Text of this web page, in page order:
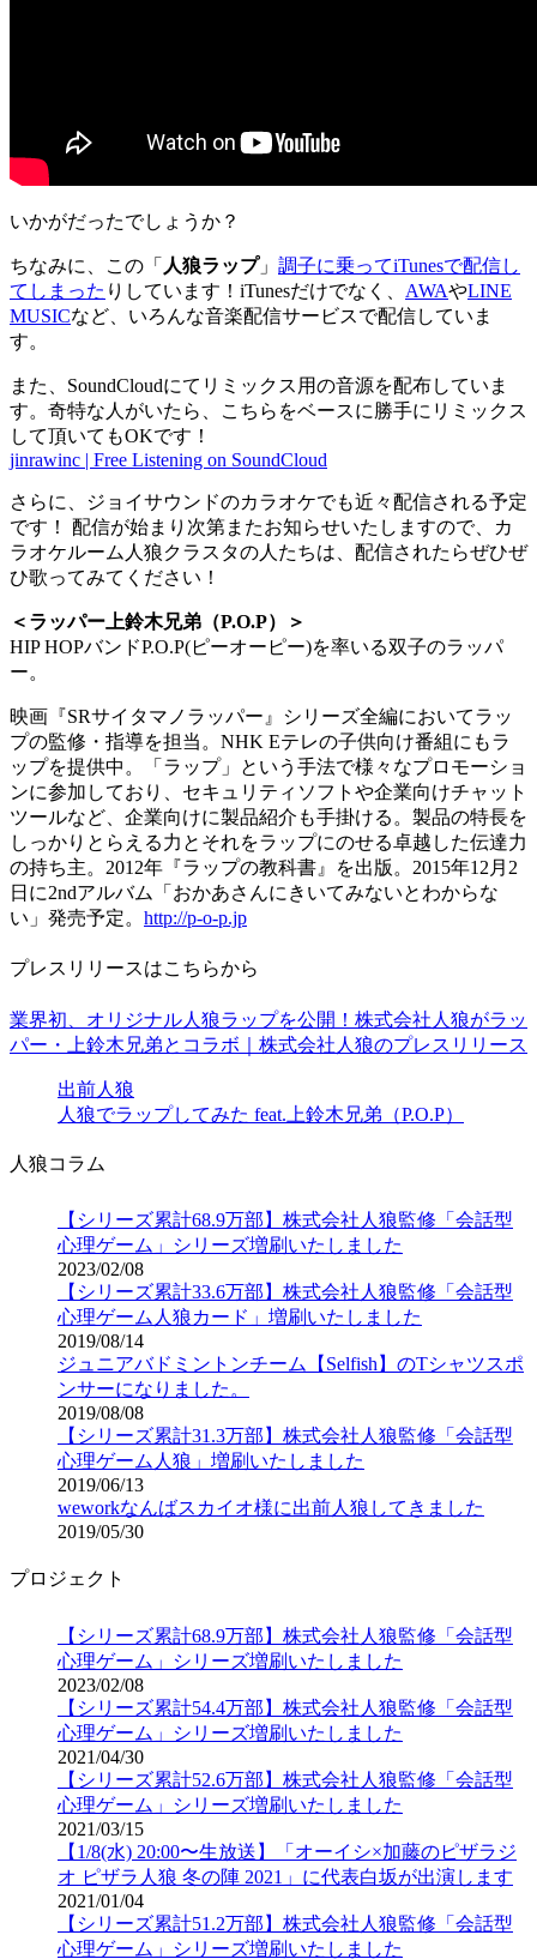
いかがだったでしょうか？
ちなみに、この「 人狼ラップ」 調子に乗ってiTunesで配信し
てしまった りしています！iTunesだけでなく、 AWAやLINE
MUSICなど、いろんな音楽配信サービスで配信していま
す。
また、SoundCloudにてリミックス用の音源を配布していま
す。奇特な人がいたら、こちらをベースに勝手にリミックス
して頂いてもOKです！
jinrawinc | Free Listening on SoundCloud
さらに、ジョイサウンドのカラオケでも近々配信される予定
です！ 配信が始まり次第またお知らせいたしますので、カ
ラオケルーム人狼クラスタの人たちは、配信されたらぜひぜ
ひ歌ってみてください！
＜ラッパー上鈴木兄弟（P.O.P）＞
HIP HOPバンドP.O.P(ピーオーピー)を率いる双子のラッパ
ー。
映画『SRサイタマノラッパー』シリーズ全編においてラッ
プの監修・指導を担当。NHK Eテレの子供向け番組にもラ
ップを提供中。「ラップ」という手法で様々なプロモーショ
ンに参加しており、セキュリティソフトや企業向けチャット
ツールなど、企業向けに製品紹介も手掛ける。製品の特長を
しっかりとらえる力とそれをラップにのせる卓越した伝達力
の持ち主。2012年『ラップの教科書』を出版。2015年12月2
日に2ndアルバム「おかあさんにきいてみないとわからな
い」発売予定。 http://p-o-p.jp
プレスリリースはこちらから
業界初、オリジナル人狼ラップを公開！株式会社人狼がラッ
パー・上鈴木兄弟とコラボ｜株式会社人狼のプレスリリース
出前人狼
人狼でラップしてみた feat.上鈴木兄弟（P.O.P）
人狼コラム
【シリーズ累計68.9万部】株式会社人狼監修「会話型
心理ゲーム」シリーズ増刷いたしました
2023/02/08
【シリーズ累計33.6万部】株式会社人狼監修「会話型
心理ゲーム人狼カード」増刷いたしました
2019/08/14
ジュニアバドミントンチーム【Selfish】のTシャツスポ
ンサーになりました。
2019/08/08
【シリーズ累計31.3万部】株式会社人狼監修「会話型
心理ゲーム人狼」増刷いたしました
2019/06/13
weworkなんばスカイオ様に出前人狼してきました
2019/05/30
プロジェクト
【シリーズ累計68.9万部】株式会社人狼監修「会話型
心理ゲーム」シリーズ増刷いたしました
2023/02/08
【シリーズ累計54.4万部】株式会社人狼監修「会話型
心理ゲーム」シリーズ増刷いたしました
2021/04/30
【シリーズ累計52.6万部】株式会社人狼監修「会話型
心理ゲーム」シリーズ増刷いたしました
2021/03/15
【1/8(水) 20:00〜生放送】「オーイシ×加藤のピザラジ
オ ピザラ人狼 冬の陣 2021」に代表白坂が出演します
2021/01/04
【シリーズ累計51.2万部】株式会社人狼監修「会話型
心理ゲーム」シリーズ増刷いたしました